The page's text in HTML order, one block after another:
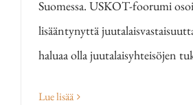
Suomessa. USKOT-foorumi
lisääntynyttä
haluaa olla juutalaisyhteisöjen
Lue lisää